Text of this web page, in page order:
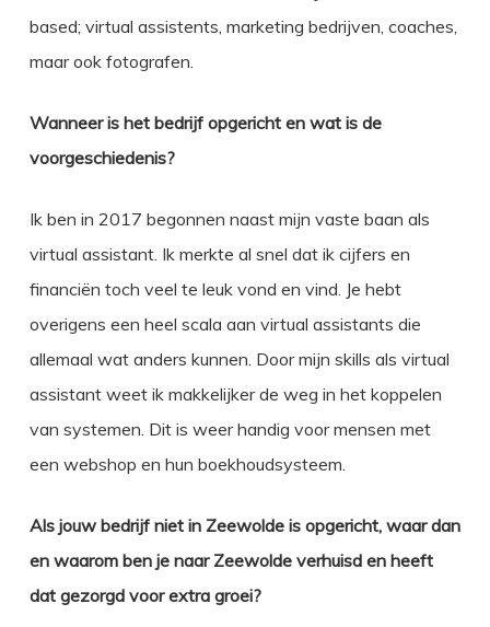
based; virtual assistents, marketing bedrijven, coaches,
maar ook fotografen.
Wanneer is het bedrijf opgericht en wat is de
voorgeschiedenis?
Ik ben in 2017 begonnen naast mijn vaste baan als
virtual assistant. Ik merkte al snel dat ik cijfers en
financiën toch veel te leuk vond en vind. Je hebt
overigens een heel scala aan virtual assistants die
allemaal wat anders kunnen. Door mijn skills als virtual
assistant weet ik makkelijker de weg in het koppelen
van systemen. Dit is weer handig voor mensen met
een webshop en hun boekhoudsysteem.
Als jouw bedrijf niet in Zeewolde is opgericht, waar dan
en waarom ben je naar Zeewolde verhuisd en heeft
dat gezorgd voor extra groei?